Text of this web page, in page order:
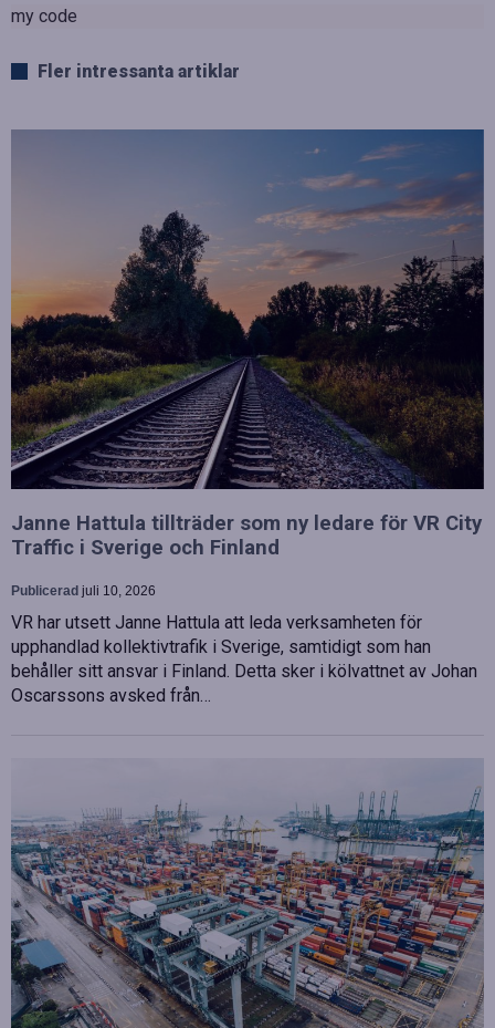
my code
Fler intressanta artiklar
Janne Hattula tillträder som ny ledare för VR City
Traffic i Sverige och Finland
Publicerad juli 10, 2026
VR har utsett Janne Hattula att leda verksamheten för
upphandlad kollektivtrafik i Sverige, samtidigt som han
behåller sitt ansvar i Finland. Detta sker i kölvattnet av Johan
Oscarssons avsked från…